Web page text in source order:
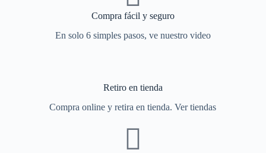
Compra fácil y seguro
En solo 6 simples pasos, ve nuestro video
Retiro en tienda
Compra online y retira en tienda. Ver tiendas